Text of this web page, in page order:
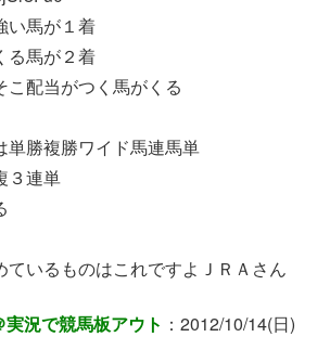
い馬が１着
る馬が２着
こ配当がつく馬がくる
単勝複勝ワイド馬連馬単
３連単
ているものはこれですよＪＲＡさん
況で競馬板アウト ：2012/10/14(日)